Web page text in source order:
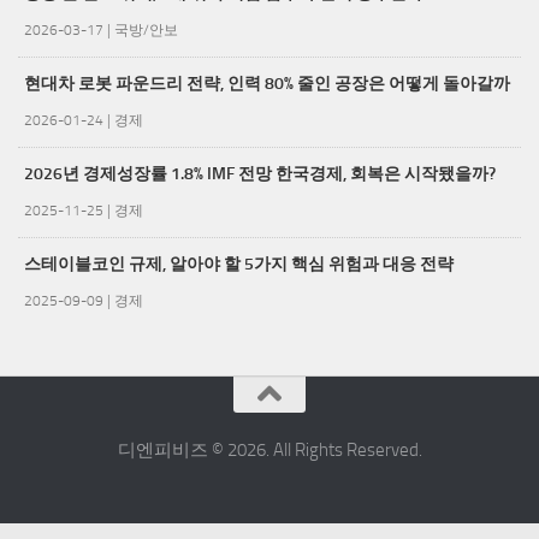
2026-03-17 | 국방/안보
현대차 로봇 파운드리 전략, 인력 80% 줄인 공장은 어떻게 돌아갈까
2026-01-24 | 경제
2026년 경제성장률 1.8% IMF 전망 한국경제, 회복은 시작됐을까?
2025-11-25 | 경제
스테이블코인 규제, 알아야 할 5가지 핵심 위험과 대응 전략
2025-09-09 | 경제
디엔피비즈 © 2026. All Rights Reserved.